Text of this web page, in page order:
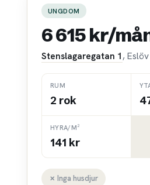
UNGDOM
6 615 kr/
Stenslagaregatan 1, Eslöv
RUM
2 rok
HYRA/M²
141 kr
✗ Inga husdjur